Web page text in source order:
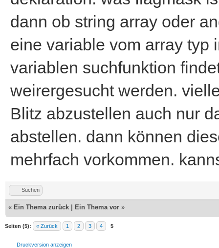
dann ob string array oder
eine variable vom array typ
variablen suchfunktion
weirergesucht werden.
Blitz abzustellen auch nur
abstellen. dann können
mehrfach vorkommen.
Suchen
« Ein Thema zurück Ein Thema vor »
Seiten (5): « Zurück 1 2 3 4 5
Druckversion anzeigen